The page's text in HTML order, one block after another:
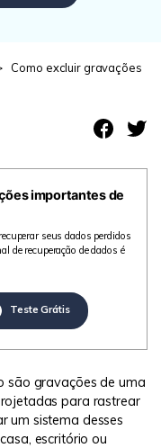
Como excluir gravações
importantes de
seus dados perdidos
de recuperação de dados é
Teste Grátis
são gravações de uma
para rastrear
um sistema desses
escritório ou